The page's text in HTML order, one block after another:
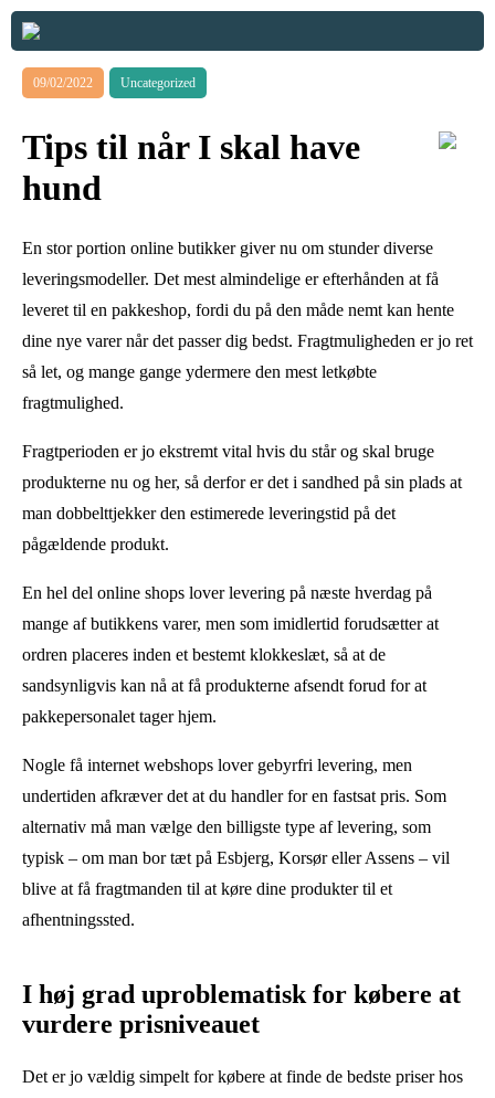
09/02/2022 Uncategorized
Tips til når I skal have
hund
En stor portion online butikker giver nu om stunder diverse
leveringsmodeller. Det mest almindelige er efterhånden at få
leveret til en pakkeshop, fordi du på den måde nemt kan hente
dine nye varer når det passer dig bedst. Fragtmuligheden er jo ret
så let, og mange gange ydermere den mest letkøbte
fragtmulighed.
Fragtperioden er jo ekstremt vital hvis du står og skal bruge
produkterne nu og her, så derfor er det i sandhed på sin plads at
man dobbelttjekker den estimerede leveringstid på det
pågældende produkt.
En hel del online shops lover levering på næste hverdag på
mange af butikkens varer, men som imidlertid forudsætter at
ordren placeres inden et bestemt klokkeslæt, så at de
sandsynligvis kan nå at få produkterne afsendt forud for at
pakkepersonalet tager hjem.
Nogle få internet webshops lover gebyrfri levering, men
undertiden afkræver det at du handler for en fastsat pris. Som
alternativ må man vælge den billigste type af levering, som
typisk – om man bor tæt på Esbjerg, Korsør eller Assens – vil
blive at få fragtmanden til at køre dine produkter til et
afhentningssted.
I høj grad uproblematisk for købere at
vurdere prisniveauet
Det er jo vældig simpelt for købere at finde de bedste priser hos